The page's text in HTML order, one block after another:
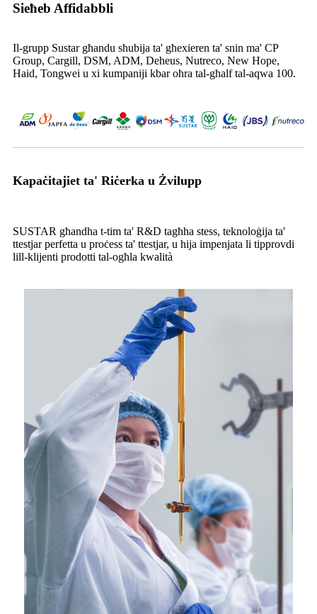
Sieħeb Affidabbli
Il-grupp Sustar għandu sħubija ta' għexieren ta' snin ma' CP
Group, Cargill, DSM, ADM, Deheus, Nutreco, New Hope,
Haid, Tongwei u xi kumpaniji kbar oħra tal-għalf tal-aqwa 100.
Kapaċitajiet ta' Riċerka u Żvilupp
SUSTAR għandha t-tim ta' R&D tagħha stess, teknoloġija ta'
ttestjar perfetta u proċess ta' ttestjar, u hija impenjata li tipprovdi
lill-klijenti prodotti tal-ogħla kwalità